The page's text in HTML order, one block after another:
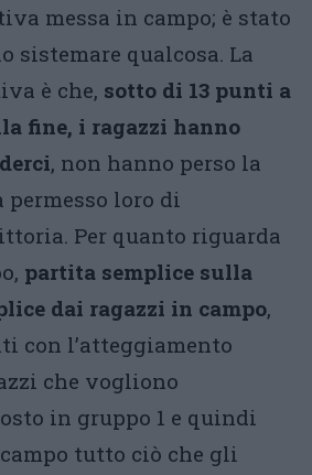
messa in campo; è stato
sistemare qualcosa. La
è che, sotto di 13 punti a
fine, i ragazzi hanno
, non hanno perso la
permesso loro di
Per quanto riguarda
partita semplice sulla
dai ragazzi in campo,
con l’atteggiamento
che vogliono
in gruppo 1 e quindi
tutto ciò che gli